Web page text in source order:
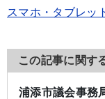
スマホ・タブレッ
この記事に関す
浦添市議会事務